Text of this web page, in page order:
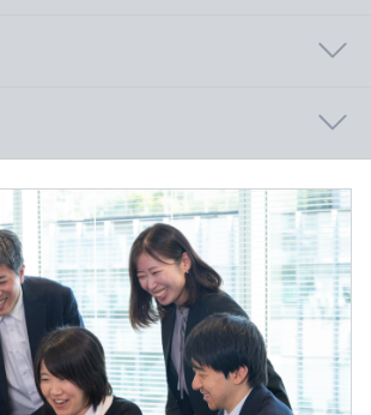
のアプリケーション開発
】
リ『SideBooks』
を誇る電子文書閲覧アプリ
SideBooks』
トップクラス！全国の自治体で議会をは
護認定審査会、教育委員会、農業委員会
て導入されています。
～700万円
経験・能力・スキルに応じて優遇しま
円～420,000円
円～360,000円を含む／月
時間分、44,000円～60,000円
時間外労働分についての割増賃金は追
す。